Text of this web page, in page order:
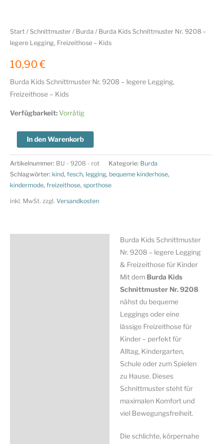
Start / Schnittmuster / Burda / Burda Kids Schnittmuster Nr. 9208 –
legere Legging, Freizeithose – Kids
10,90€
Burda Kids Schnittmuster Nr. 9208 – legere Legging,
Freizeithose – Kids
Verfügbarkeit:Vorrätig
Burda
Kids
Schnittmuster
Nr.
9208
-
Freizeithose
In den Warenkorb
Artikelnummer: BU - 9208 - rot Kategorie: Burda
Schlagwörter: kind, fesch, legging, bequeme kinderhose,
kindermode, freizeithose, sporthose
inkl. MwSt. zzgl. Versandkosten
Burda Kids Schnittmuster
Nr. 9208 – legere Legging
& Freizeithose für Kinder
Mit dem Burda Kids
Schnittmuster Nr. 9208
nähst du bequeme
Leggings oder eine
lässige Freizeithose für
Kinder – perfekt für
Alltag, Kindergarten,
Schule oder zum Spielen
zu Hause. Dieses
Schnittmuster steht für
maximalen Komfort und
viel Bewegungsfreiheit.
Die schlichte, körpernahe